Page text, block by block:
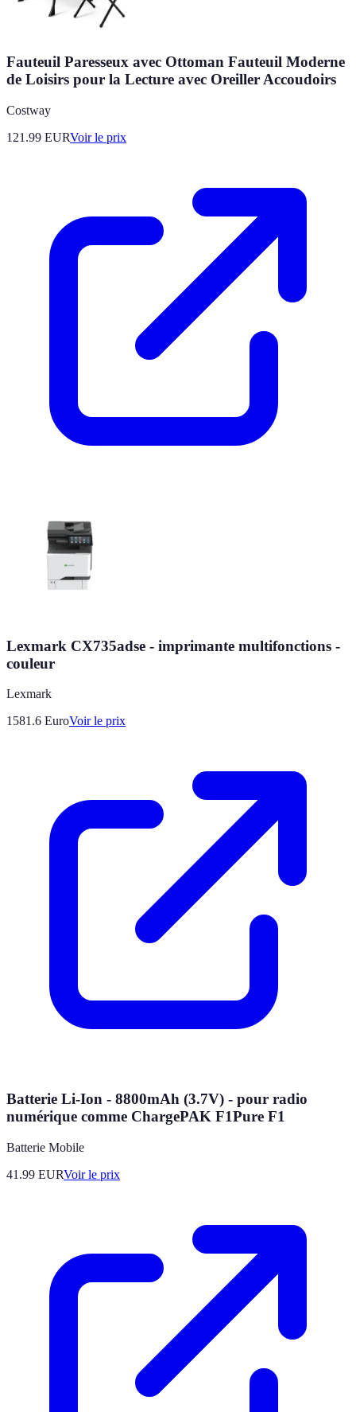
Fauteuil Paresseux avec Ottoman Fauteuil Moderne
de Loisirs pour la Lecture avec Oreiller Accoudoirs
Costway
121.99 EURVoir le prix
Lexmark CX735adse - imprimante multifonctions -
couleur
Lexmark
1581.6 EuroVoir le prix
Batterie Li-Ion - 8800mAh (3.7V) - pour radio
numérique comme ChargePAK F1Pure F1
Batterie Mobile
41.99 EURVoir le prix